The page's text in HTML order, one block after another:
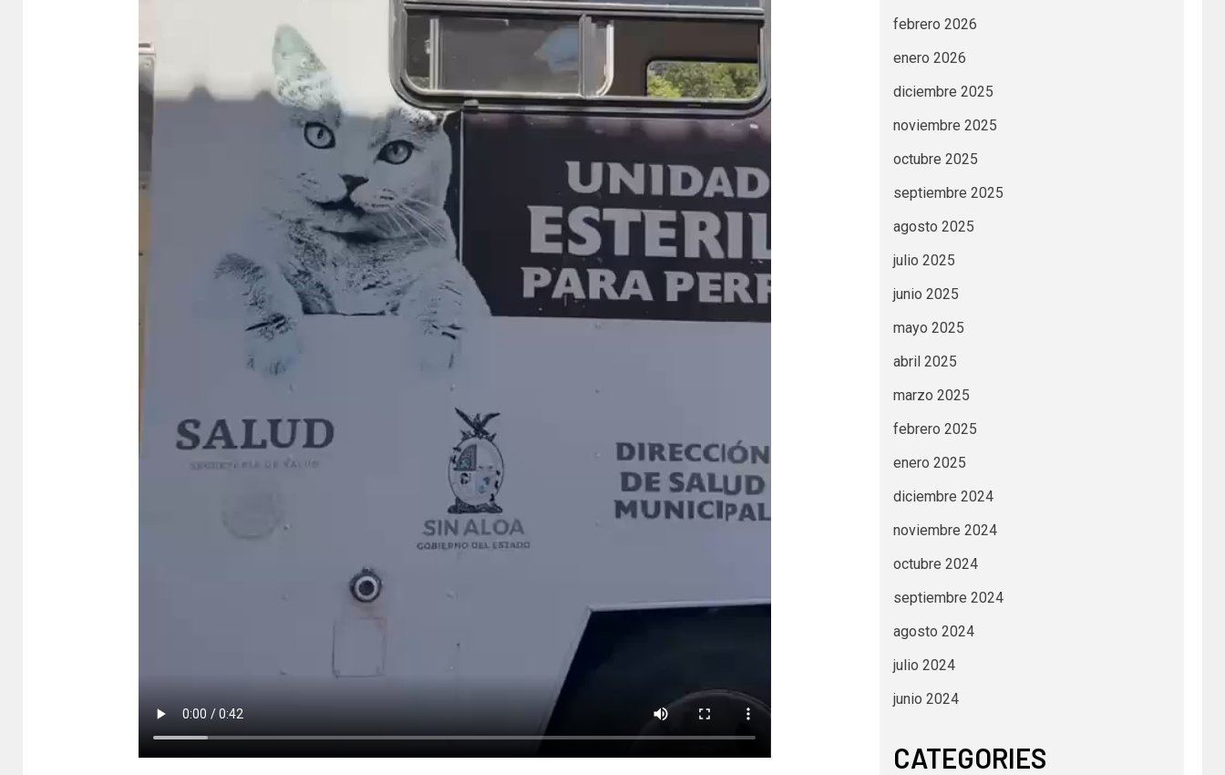
febrero 2026
enero 2026
diciembre 2025
noviembre 2025
octubre 2025
septiembre 2025
agosto 2025
julio 2025
junio 2025
mayo 2025
abril 2025
marzo 2025
febrero 2025
enero 2025
diciembre 2024
noviembre 2024
octubre 2024
septiembre 2024
agosto 2024
julio 2024
junio 2024
CATEGORIES